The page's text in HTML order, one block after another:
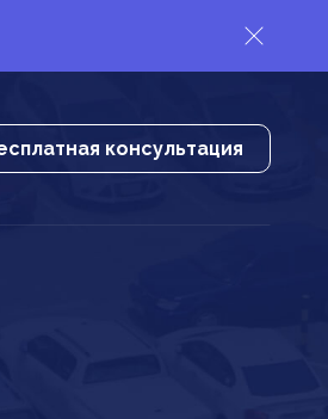
консультация